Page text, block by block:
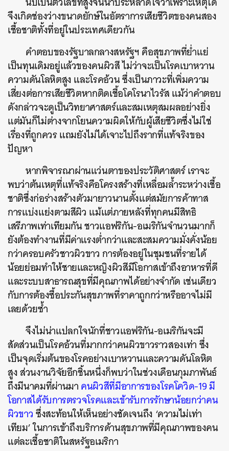
จึงเกิดช่องว่างขนาดยักษ์ในอัตราการเสียชีวิตของคนสอง
เชื้อชาติทั้งที่อยู่ในประเทศเดียวกัน
คำตอบของรัฐบาลกลางสหรัฐฯ คือสุขภาพที่ย่ำแย่
เป็นทุนเดิมอยู่แล้วของคนผิวสี ไม่ว่าจะเป็นโรคเบาหวาน
ความดันโลหิตสูง และโรคอ้วน ซึ่งเป็นภาวะที่เพิ่มความ
เสี่ยงต่อการเสียชีวิตหากติดเชื้อโคโรนาไวรัส แม้ว่าคำตอบ
ดังกล่าวจะดูเป็นวิทยาศาสตร์และสมเหตุสมผลอย่างยิ่ง
แต่มันก็ไม่ต่างจากโยนความผิดให้กับผู้เสียชีวิตซึ่งไม่ใช่
เรื่องที่ถูกควร แถมยังไม่ได้เจาะไปถึงรากที่แท้จริงของ
ปัญหา
หากพิจารณาผ่านแว่นตาของประวัติศาสตร์ เราจะ
พบว่าต้นเหตุที่แท้จริงคือโครงสร้างที่เหลื่อมล้ำระหว่างเชื้อ
ชาติซึ่งก่อร่างสร้างตัวมายาวนานตั้งแต่สมัยการค้าทาส
การแบ่งแย่งตามสีผิว แม้แต่ภายหลังที่ทุกคนมีสิทธิ
เสรีภาพเท่าเทียมกัน ชาวแอฟริกัน-อเมริกันจำนวนมากก็
ยังต้องทำงานที่มีค่าแรงต่ำกว่าและสะสมความมั่งคั่งน้อย
กว่าครอบครัวชาวผิวขาว การต้องอยู่ในชุมชนที่รายได้
น้อยย่อมทำให้ชายและหญิงผิวสีมีโอกาสเข้าถึงอาหารที่ดี
และระบบสาธารณสุขที่มีคุณภาพได้อย่างจำกัด เช่นเดียว
กับการต้องซื้อประกันสุขภาพที่ราคาถูกกว่าหรืออาจไม่มี
เลยด้วยซ้ำ
จึงไม่น่าแปลกใจนักที่ชาวแอฟริกัน-อเมริกันจะมี
สัดส่วนเป็นโรคอ้วนที่มากกว่าคนผิวขาวราวสองเท่า ซึ่ง
เป็นจุดเริ่มต้นของโรคอย่างเบาหวานและความดันโลหิต
สูง ส่วนงานวิจัยอีกชิ้นหนึ่งก็พบว่าในช่วงเดือนกุมภาพันธ์
ถึงมีนาคมที่ผ่านมาคนผิวสีที่มีอาการของโรคโควิด-19 มี
โอกาสได้รับการตรวจโรคและเข้ารับการรักษาน้อยกว่าคน
ผิวขาวซึ่งสะท้อนให้เห็นอย่างชัดเจนถึง ‘ความไม่เท่า
เทียม’ ในการเข้าถึงบริการด้านสุขภาพที่มีคุณภาพของคน
แต่ละเชื้อชาติในสหรัฐอเมริกา